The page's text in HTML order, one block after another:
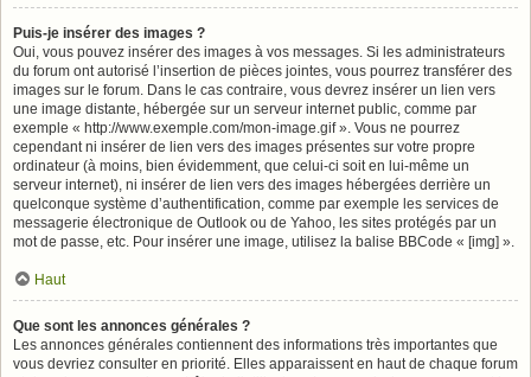
Puis-je insérer des images ?
Oui, vous pouvez insérer des images à vos messages. Si les administrateurs
du forum ont autorisé l’insertion de pièces jointes, vous pourrez transférer des
images sur le forum. Dans le cas contraire, vous devrez insérer un lien vers
une image distante, hébergée sur un serveur internet public, comme par
exemple « http://www.exemple.com/mon-image.gif ». Vous ne pourrez
cependant ni insérer de lien vers des images présentes sur votre propre
ordinateur (à moins, bien évidemment, que celui-ci soit en lui-même un
serveur internet), ni insérer de lien vers des images hébergées derrière un
quelconque système d’authentification, comme par exemple les services de
messagerie électronique de Outlook ou de Yahoo, les sites protégés par un
mot de passe, etc. Pour insérer une image, utilisez la balise BBCode « [img] ».
Haut
Que sont les annonces générales ?
Les annonces générales contiennent des informations très importantes que
vous devriez consulter en priorité. Elles apparaissent en haut de chaque forum